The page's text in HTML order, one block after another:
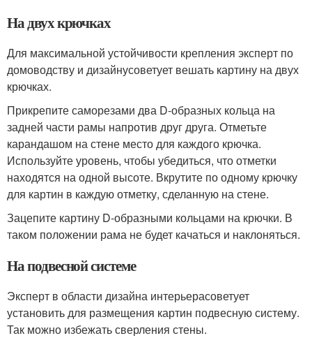
На двух крючках
Для максимальной устойчивости крепления эксперт по
домоводству и дизайнусоветует вешать картину на двух
крючках.
Прикрепите саморезами два D-образных кольца на
задней части рамы напротив друг друга. Отметьте
карандашом на стене место для каждого крючка.
Используйте уровень, чтобы убедиться, что отметки
находятся на одной высоте. Вкрутите по одному крючку
для картин в каждую отметку, сделанную на стене.
Зацепите картину D-образными кольцами на крючки. В
таком положении рама не будет качаться и наклоняться.
На подвесной системе
Эксперт в области дизайна интерьерасоветует
установить для размещения картин подвесную систему.
Так можно избежать сверления стены.